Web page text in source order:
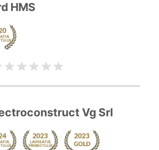
HMS
Vg Srl